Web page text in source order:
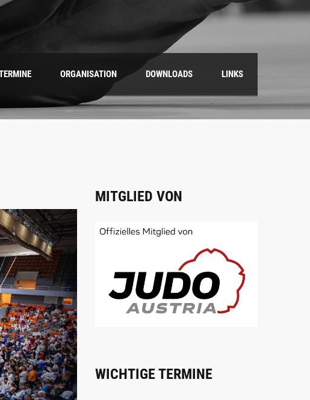
ORGANISATION DOWNLOADS LINKS
MITGLIED VON
WICHTIGE TERMINE